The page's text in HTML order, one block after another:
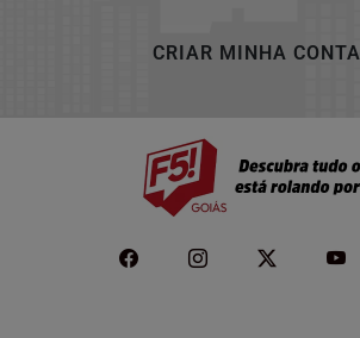
CRIAR MINHA CONTA